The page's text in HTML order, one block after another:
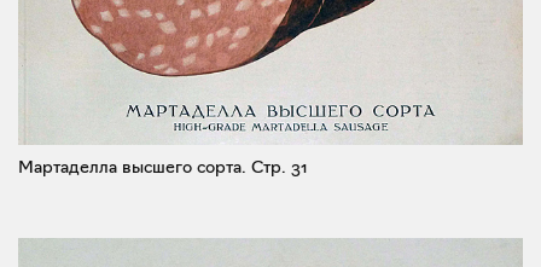
Мартаделла высшего сорта. Стр. 31